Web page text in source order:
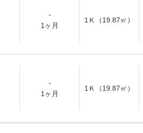
-
1ヶ月
1Ｋ（19.87㎡）
-
1ヶ月
1Ｋ（19.87㎡）